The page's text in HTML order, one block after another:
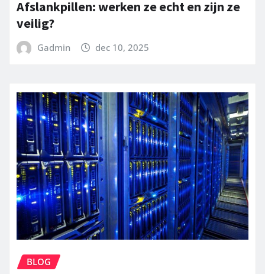
Afslankpillen: werken ze echt en zijn ze
veilig?
Gadmin dec 10, 2025
BLOG